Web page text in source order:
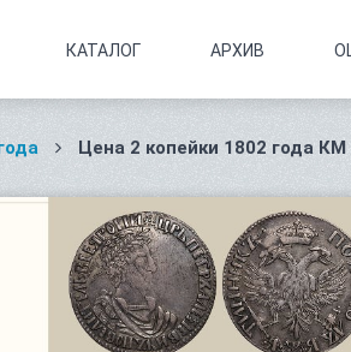
КАТАЛОГ АРХИВ
Цена 2 копейки 1802 года КМ